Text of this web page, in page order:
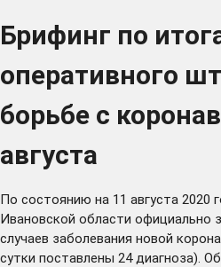
Брифинг по
оперативного
борьбе с
августа
По состоянию на 11 августа 2020
Ивановской области официально
случаев заболевания новой
сутки поставлены 24 диагноза).